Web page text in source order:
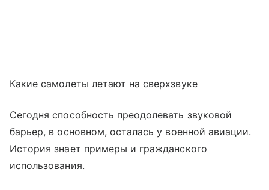
Какие самолеты летают на сверхзвуке
Сегодня способность преодолевать звуковой
барьер, в основном, осталась у военной авиации.
История знает примеры и гражданского
использования.